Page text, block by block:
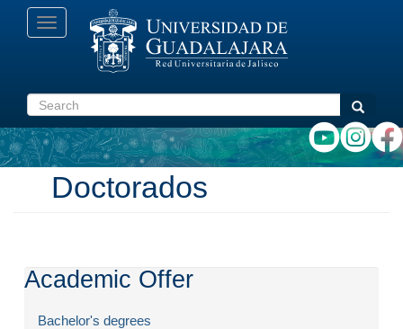
Toggle
navigation
Search Search
Doctorados
Academic Offer
Bachelor's degrees